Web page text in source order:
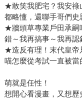
★敢笑我肥宅？我安祿
都略懂，還聯手哥們史
★牆頭草專業戶田承嗣
錯～我再搞事～我再認
★造反有理！末代皇帝
喵怎麼從考試一直被當
萌就是任性！
想開心看漫畫，又想歷